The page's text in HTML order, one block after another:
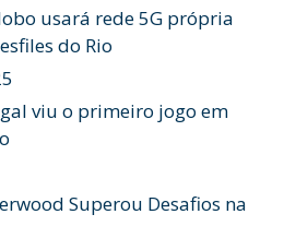
usará rede 5G própria
do Rio
viu o primeiro jogo em
Superou Desafios na